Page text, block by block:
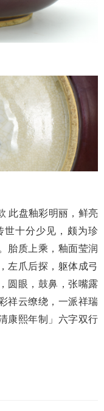
此盘釉彩明丽，鲜亮
世十分少见，颇为珍
胎质上乘，釉面莹润
左爪后探，躯体成弓
圆眼，鼓鼻，张嘴露
祥云缭绕，一派祥瑞
康熙年制」六字双行